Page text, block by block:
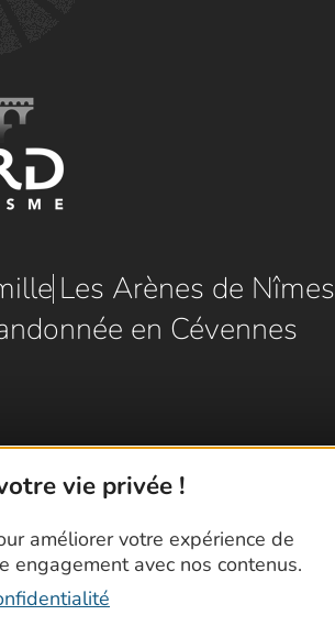
vie privée !
améliorer votre expérience de
engagement avec nos contenus.
Les Arènes de Nîmes
en Cévennes